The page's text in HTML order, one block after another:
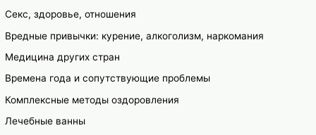
Секс, здоровье, отношения
Вредные привычки: курение, алкоголизм, наркомания
Медицина других стран
Времена года и сопутствующие проблемы
Комплексные методы оздоровления
Лечебные ванны